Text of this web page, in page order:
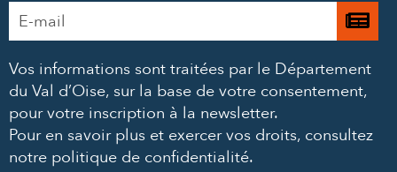
Adresse
e-
*
Je
à
Vos informations sont traitées par le Département
du Val d’Oise, sur la base de votre consentement,
pour votre inscription à la newsletter.
Pour en savoir plus et exercer vos droits, consultez
notre politique de confidentialité.